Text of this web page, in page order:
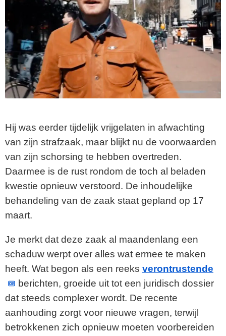
Hij was eerder tijdelijk vrijgelaten in afwachting
van zijn strafzaak, maar blijkt nu de voorwaarden
van zijn schorsing te hebben overtreden.
Daarmee is de rust rondom de toch al beladen
kwestie opnieuw verstoord. De inhoudelijke
behandeling van de zaak staat gepland op 17
maart.
Je merkt dat deze zaak al maandenlang een
schaduw werpt over alles wat ermee te maken
heeft. Wat begon als een reeks verontrustende
berichten, groeide uit tot een juridisch dossier
dat steeds complexer wordt. De recente
aanhouding zorgt voor nieuwe vragen, terwijl
betrokkenen zich opnieuw moeten voorbereiden